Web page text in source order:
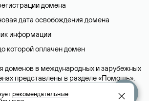
домена
дата освобождения домена
информации
которой оплачен домен
доменов в международных и зарубежных
представлены в разделе «Помощь».
Whois-сервиса
рекомендательные